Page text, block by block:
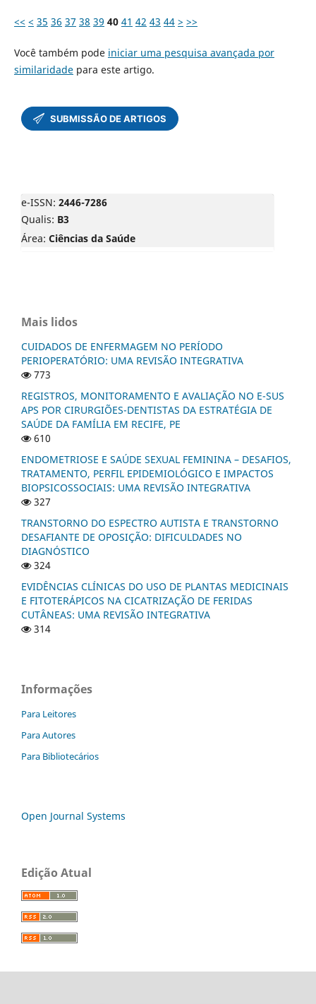
<< < 35 36 37 38 39 40 41 42 43 44 > >>
Você também pode iniciar uma pesquisa avançada por
similaridadepara este artigo.
e-ISSN: 2446-7286
Qualis: B3
Área: Ciências da Saúde
Mais lidos
CUIDADOS DE ENFERMAGEM NO PERÍODO
PERIOPERATÓRIO: UMA REVISÃO INTEGRATIVA
773
REGISTROS, MONITORAMENTO E AVALIAÇÃO NO E-SUS
APS POR CIRURGIÕES-DENTISTAS DA ESTRATÉGIA DE
SAÚDE DA FAMÍLIA EM RECIFE, PE
610
ENDOMETRIOSE E SAÚDE SEXUAL FEMININA – DESAFIOS,
TRATAMENTO, PERFIL EPIDEMIOLÓGICO E IMPACTOS
BIOPSICOSSOCIAIS: UMA REVISÃO INTEGRATIVA
327
TRANSTORNO DO ESPECTRO AUTISTA E TRANSTORNO
DESAFIANTE DE OPOSIÇÃO: DIFICULDADES NO
DIAGNÓSTICO
324
EVIDÊNCIAS CLÍNICAS DO USO DE PLANTAS MEDICINAIS
E FITOTERÁPICOS NA CICATRIZAÇÃO DE FERIDAS
CUTÂNEAS: UMA REVISÃO INTEGRATIVA
314
Informações
Para Leitores
Para Autores
Para Bibliotecários
Open Journal Systems
Edição Atual